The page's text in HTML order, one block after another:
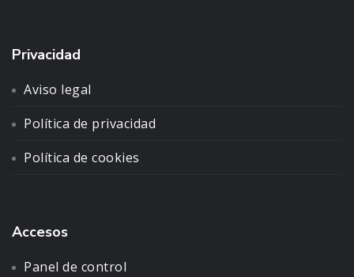
Privacidad
Aviso legal
Política de privacidad
Política de cookies
Accesos
Panel de control